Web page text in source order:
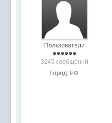
Пользователи
3245 сообщений
Город: РФ